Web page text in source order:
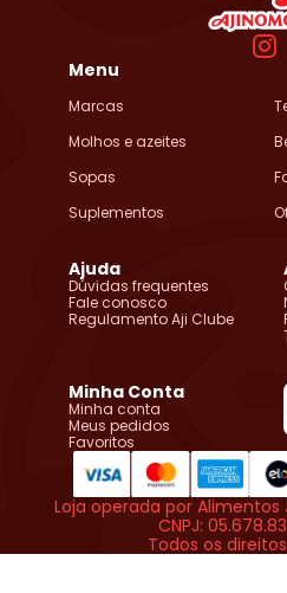
Menu
Marcas
Molhos e azeites
Sopas
Suplementos
Ajuda
Dúvidas frequentes
Fale conosco
Regulamento Aji Clube
Minha Conta
Minha conta
Meus pedidos
Favoritos
Loja operada por Alimentos
CNPJ:
Todos os